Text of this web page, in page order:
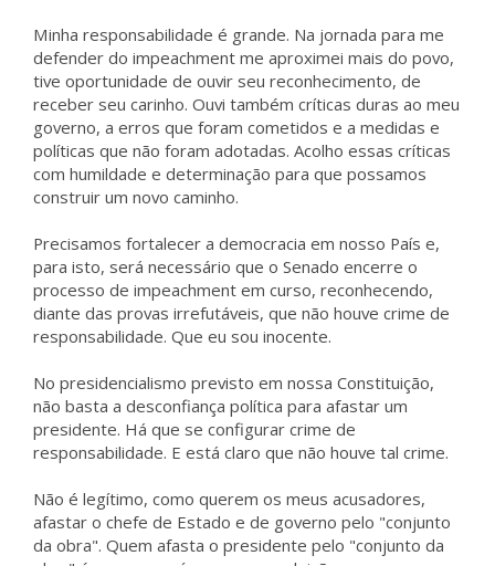
Minha responsabilidade é grande. Na jornada para me
defender do impeachment me aproximei mais do povo,
tive oportunidade de ouvir seu reconhecimento, de
receber seu carinho. Ouvi também críticas duras ao meu
governo, a erros que foram cometidos e a medidas e
políticas que não foram adotadas. Acolho essas críticas
com humildade e determinação para que possamos
construir um novo caminho.
Precisamos fortalecer a democracia em nosso País e,
para isto, será necessário que o Senado encerre o
processo de impeachment em curso, reconhecendo,
diante das provas irrefutáveis, que não houve crime de
responsabilidade. Que eu sou inocente.
No presidencialismo previsto em nossa Constituição,
não basta a desconfiança política para afastar um
presidente. Há que se configurar crime de
responsabilidade. E está claro que não houve tal crime.
Não é legítimo, como querem os meus acusadores,
afastar o chefe de Estado e de governo pelo "conjunto
da obra". Quem afasta o presidente pelo "conjunto da